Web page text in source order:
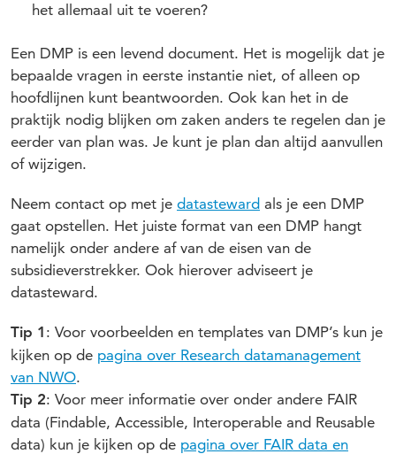
het allemaal uit te voeren?
Een DMP is een levend document. Het is mogelijk dat je
bepaalde vragen in eerste instantie niet, of alleen op
hoofdlijnen kunt beantwoorden. Ook kan het in de
praktijk nodig blijken om zaken anders te regelen dan je
eerder van plan was. Je kunt je plan dan altijd aanvullen
of wijzigen.
Neem contact op met je datasteward als je een DMP
gaat opstellen. Het juiste format van een DMP hangt
namelijk onder andere af van de eisen van de
subsidieverstrekker. Ook hierover adviseert je
datasteward.
Tip 1 : Voor voorbeelden en templates van DMP’s kun je
kijken op de pagina over Research datamanagement
van NWO.
Tip 2: Voor meer informatie over onder andere FAIR
data (Findable, Accessible, Interoperable and Reusable
data) kun je kijken op de pagina over FAIR data en